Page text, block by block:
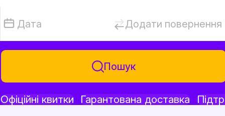
Дата Додати повернення
Пошук
Офіційні квитки Гарантована доставка